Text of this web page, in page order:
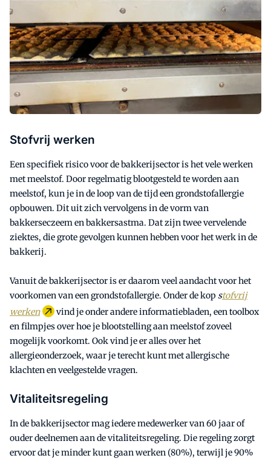
Stofvrij werken
Een specifiek risico voor de bakkerijsector is het vele werken
met meelstof. Door regelmatig blootgesteld te worden aan
meelstof, kun je in de loop van de tijd een grondstofallergie
opbouwen. Dit uit zich vervolgens in de vorm van
bakkerseczeem en bakkersastma. Dat zijn twee vervelende
ziektes, die grote gevolgen kunnen hebben voor het werk in de
bakkerij.
Vanuit de bakkerijsector is er daarom veel aandacht voor het
voorkomen van een grondstofallergie. Onder de kop stofvrij
werken
vind je onder andere informatiebladen, een toolbox
en filmpjes over hoe je blootstelling aan meelstof zoveel
mogelijk voorkomt. Ook vind je er alles over het
allergieonderzoek, waar je terecht kunt met allergische
klachten en veelgestelde vragen.
Vitaliteitsregeling
In de bakkerijsector mag iedere medewerker van 60 jaar of
ouder deelnemen aan de vitaliteitsregeling. Die regeling zorgt
ervoor dat je minder kunt gaan werken (80%), terwijl je 90%